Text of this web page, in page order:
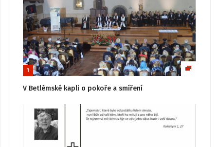
1
V Betlémské kapli o pokoře a smíření